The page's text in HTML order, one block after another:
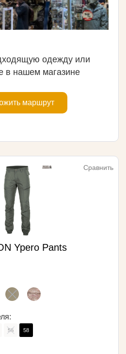
одежду или
в нашем магазине
маршрут
Сравнить
Ypero Pants
56 58